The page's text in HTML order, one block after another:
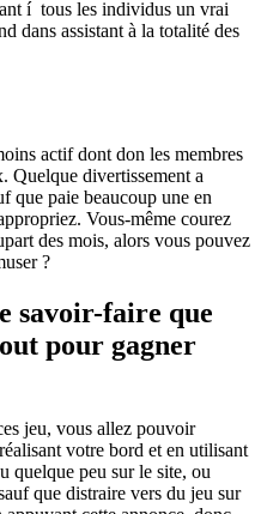
í tous les individus un vrai
dans assistant à la totalité des
actif dont don les membres
Quelque divertissement a
que paie beaucoup une en
Vous-même courez
des mois, alors vous pouvez
?
savoir-faire que
pour gagner
jeu, vous allez pouvoir
votre bord et en utilisant
quelque peu sur le site, ou
que distraire vers du jeu sur